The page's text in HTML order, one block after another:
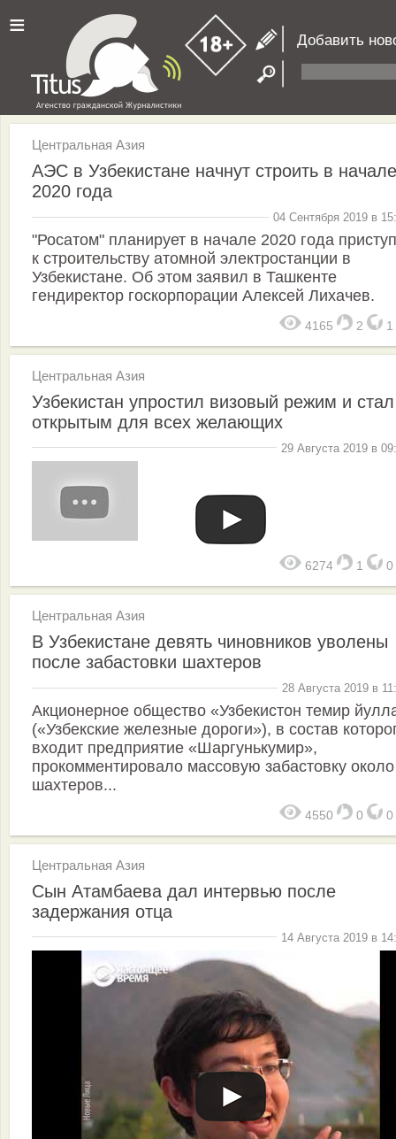
≡ Добавить
Центральная Азия
АЭС в Узбекистане начнут строить в начале
2020 года
04 Сентября 2019 в
"Росатом" планирует в начале 2020 года
к строительству атомной электростанции в
Узбекистане. Об этом заявил в Ташкенте
гендиректор госкорпорации Алексей Лихачев.
4165 2 1
Центральная Азия
Узбекистан упростил визовый режим и стал
открытым для всех желающих
29 Августа 2019 в
6274 1 0
Центральная Азия
В Узбекистане девять чиновников уволены
после забастовки шахтеров
28 Августа 2019 в
Акционерное общество «Узбекистон темир
(«Узбекские железные дороги»), в состав
входит предприятие «Шаргунькумир»,
прокомментировало массовую забастовку
шахтеров...
4550 0 0
Центральная Азия
Сын Атамбаева дал интервью после
задержания отца
14 Августа 2019 в